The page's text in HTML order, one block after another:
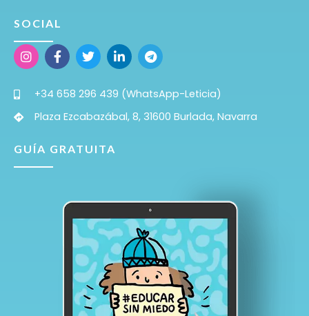
SOCIAL
+34 658 296 439 (WhatsApp-Leticia)
Plaza Ezcabazábal, 8, 31600 Burlada, Navarra
GUÍA GRATUITA